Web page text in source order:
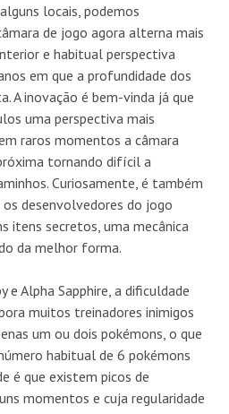
locais, podemos
de jogo agora alterna mais
e habitual perspectiva
em que a profundidade dos
A inovação é bem-vinda já que
uma perspectiva mais
raros momentos a câmara
tornando difícil a
Curiosamente, é também
desenvolvedores do jogo
itens secretos, uma mecânica
da melhor forma.
e Alpha Sapphire, a dificuldade
muitos treinadores inimigos
um ou dois pokémons, o que
habitual de 6 pokémons
é que existem picos de
momentos e cuja regularidade